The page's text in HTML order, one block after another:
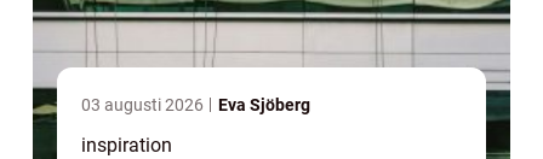
03 augusti 2026 Eva Sjöberg
inspiration